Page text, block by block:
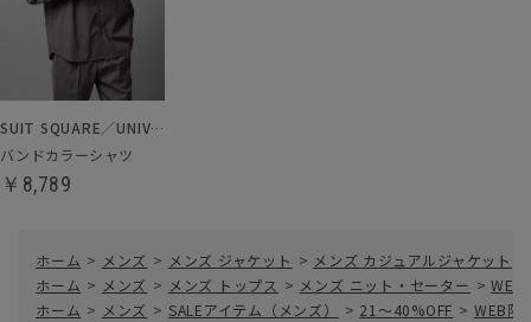
SUIT SQUARE／UNIVERSAL LANGUAGE
バンドカラーシャツ
￥8,789
ホーム > メンズ > メンズ ジャケット > メンズ カジュアルジャケット
ホーム > メンズ > メンズ トップス > メンズ ニット・セーター > WEB
ホーム > メンズ > SALEアイテム（メンズ） > 21～40%OFF > WEB限